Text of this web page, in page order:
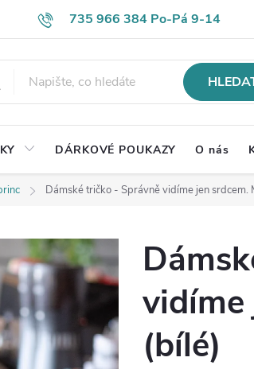
735 966 384 Po-Pá 9-14
Časté otázky Obch. podmínky Ochrana os.
DÁRKOVÉ POUKAZY O nás
Dámské tričko - Správně vidíme jen srdcem.
vidíme
(bílé)